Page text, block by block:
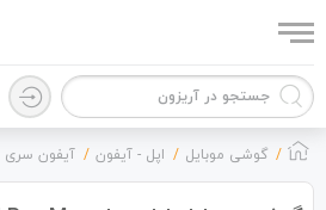
گوشی موبایل اپل - آیفون آیفون سری 17